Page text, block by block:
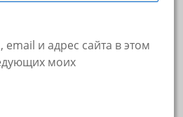
и адрес сайта в этом
моих